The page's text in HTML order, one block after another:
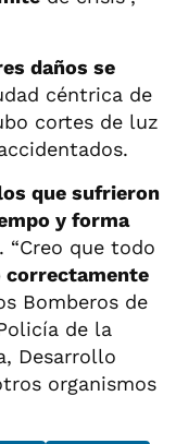
daños se
céntrica de
cortes de luz
que sufrieron
y forma
que todo
correctamente
Bomberos de
de la
Desarrollo
organismos